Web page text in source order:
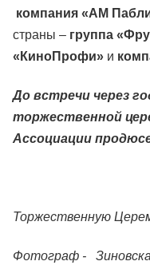
компания «АМ
страны – группа
«КиноПрофи» и
До встречи через
торжественной
Ассоциации
Торжественную
Фотограф -